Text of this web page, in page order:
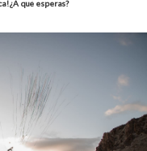
¿A qué esperas?